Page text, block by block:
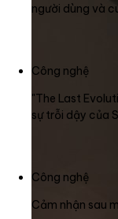
người dùng và
Công nghệ
"The Last
sự trỗi dậy của
Công nghệ
Cảm nhận sau